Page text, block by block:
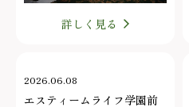
詳しく見る
2026.06.08
エスティームライフ学園前